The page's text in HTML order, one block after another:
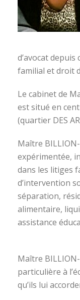
d’avocat
familial et droit
Le cabinet de
est situé en
(quartier DES
Maître
expérimentée,
dans les litiges
d’intervention
séparation,
alimentaire,
assistance
Maître
particulière à
qu’ils lui